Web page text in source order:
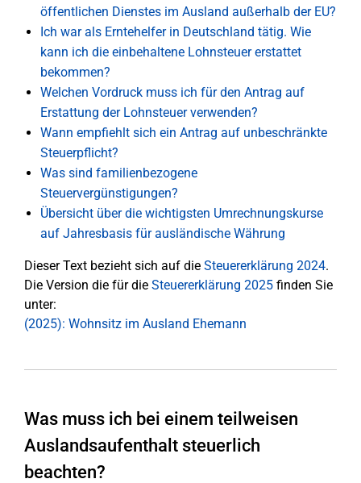
öffentlichen Dienstes im Ausland außerhalb der EU?
Ich war als Erntehelfer in Deutschland tätig. Wie
kann ich die einbehaltene Lohnsteuer erstattet
bekommen?
Welchen Vordruck muss ich für den Antrag auf
Erstattung der Lohnsteuer verwenden?
Wann empfiehlt sich ein Antrag auf unbeschränkte
Steuerpflicht?
Was sind familienbezogene
Steuervergünstigungen?
Übersicht über die wichtigsten Umrechnungskurse
auf Jahresbasis für ausländische Währung
Dieser Text bezieht sich auf die Steuererklärung 2024.
Die Version die für die Steuererklärung 2025 finden Sie
unter:
(2025): Wohnsitz im Ausland Ehemann
Was muss ich bei einem teilweisen
Auslandsaufenthalt steuerlich
beachten?